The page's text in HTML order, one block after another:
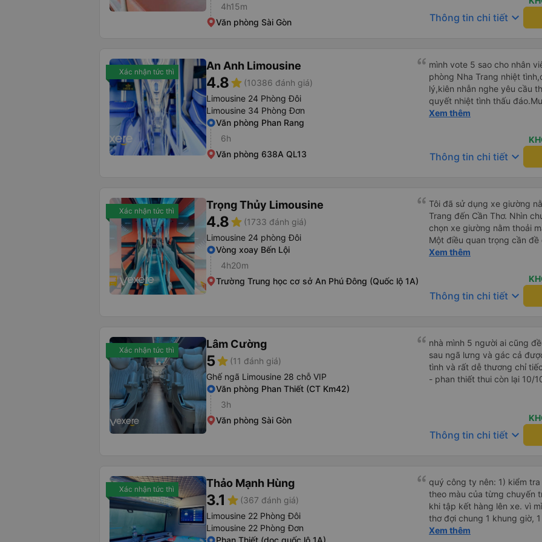
4h15m
Văn phòng Sài Gòn
Thông tin chi tiết keyboard_arrow_down
Xác nhận tức thì An Anh Limousine
4.8star (10386 đánh giá)
Limousine 24 Phòng Đôi
Limousine 34 Phòng Đơn
Văn phòng Phan Rang
6h
Văn phòng 638A QL13
mình vote 5 sao cho nhân
phòng Nha Trang nhiệt
lý,kiên nhẫn nghe yêu cầu
quyết nhiệt tình thấu
nghiệp của bạn Sim. Mình
nở nhẹ nhàng ánh mắt rất
và rất ok,Về thái độ nhân
tương đối ok so với hãng khác Nếu cần tốt hơn thì hãng
lót tấm nệm mỏng (mình đã
giặt ,chứ nằm trực tiếp trên
sinh được, mình nằm cứ
người lạ nên mình cứ phải
Chúc hãng xe luôn suôn sẻ
Xem thêm
Thông tin chi tiết keyboard_arrow_down
Xác nhận tức thì Trọng Thủy Limousine
4.8star (1733 đánh giá)
Limousine 24 phòng Đôi
Vòng xoay Bến Lội
4h20m
Trường Trung học cơ sở An Phú Đông (Quốc lộ 1A)
Tôi đã sử dụng xe giường
Trang đến Cần Thơ. Nhìn
chọn xe giường nằm thoải
Một điều quan trọng cần đề
xe, điều này có thể gây khó
chuyến đi vẫn khá thoải
(hôm qua) rất tốt. Mặc dù
nhưng công ty đã thông
khoảng 4:00 sáng và 9:00
hơn nhiều. Tại điểm dừng
cấp bàn chải đánh răng, đó
chuyến đi trước của tôi vào
nghỉ đêm nào cho đến
tương lai. Nhìn chung, tôi
dịch vụ xe buýt giường nằm
chuyến công tác, vì đây
thường xuyên theo lịch
tuyến đường này một lần
Xem thêm
Thông tin chi tiết keyboard_arrow_down
Xác nhận tức thì Lâm Cường
5star (11 đánh giá)
Ghế ngã Limousine 28 chỗ VIP
Văn phòng Phan Thiết (CT Km42)
3h
Văn phòng Sài Gòn
nhà mình 5 người ai cũng
sau ngã lưng và gác cả
tình và rất dễ thương chỉ
- phan thiết thui còn lại 10/
Thông tin chi tiết keyboard_arrow_down
Xác nhận tức thì Thảo Mạnh Hùng
3.1 star (367 đánh giá)
Limousine 22 Phòng Đôi
Limousine 22 Phòng Đơn
quý công ty nên: 1) kiểm tra và dán tem hành lý cho khách
theo màu của từng chuyến
khi tập kết hàng lên xe. vì
thơ đợi chung 1 khung giờ, 1 địa điểm. vì là
của quý công ty nên rất hài
Xem thêm